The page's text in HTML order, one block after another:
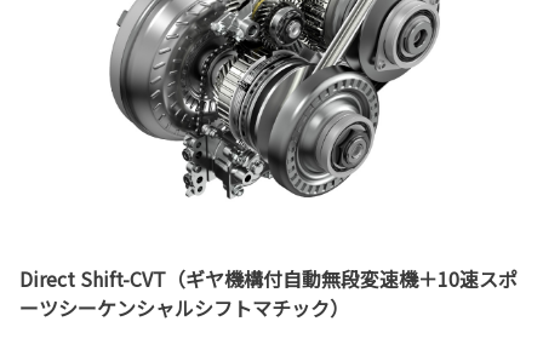
Direct Shift-CVT（ギヤ機構付自動無段変速機＋10速スポ
ーツシーケンシャルシフトマチック）